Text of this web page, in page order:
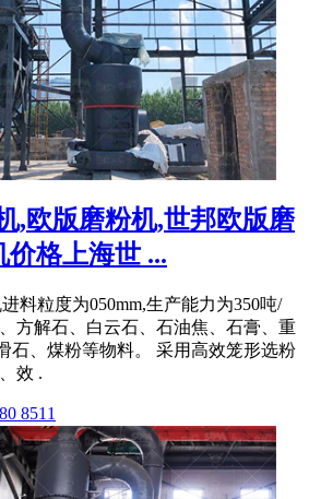
,欧版磨粉机,世邦欧版磨
价格上海世 ...
料粒度为050mm,生产能力为350吨/
方解石、白云石、石油焦、石膏、重
石、煤粉等物料。 采用高效笼形选粉
效 .
8511